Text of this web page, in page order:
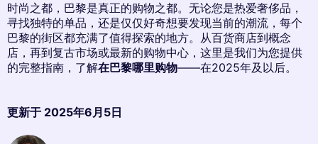
时尚之都，巴黎是真正的购物之都。无论您是热爱奢侈品，
寻找独特的单品，还是仅仅好奇想要发现当前的潮流，每个
巴黎的街区都充满了值得探索的地方。从百货商店到概念
店，再到复古市场或最新的购物中心，这里是我们为您提供
的完整指南，了解在巴黎哪里购物——在2025年及以后。
更新于 2025年6月5日